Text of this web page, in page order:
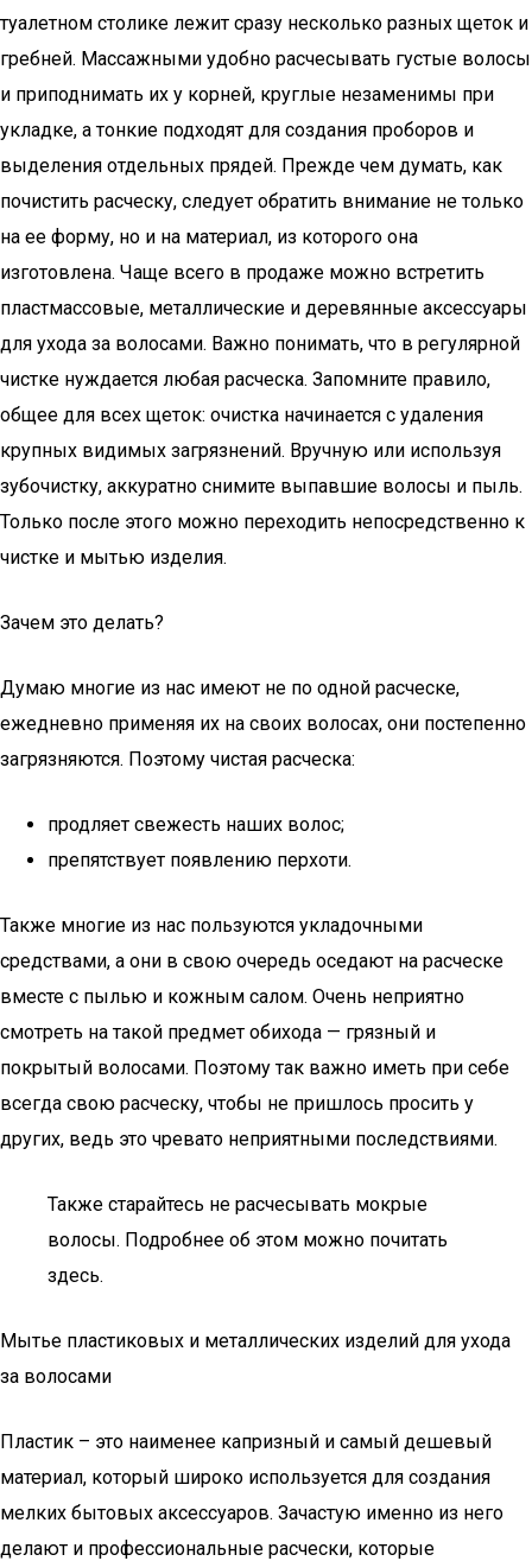
туалетном столике лежит сразу несколько разных щеток и
гребней. Массажными удобно расчесывать густые волосы
и приподнимать их у корней, круглые незаменимы при
укладке, а тонкие подходят для создания проборов и
выделения отдельных прядей. Прежде чем думать, как
почистить расческу, следует обратить внимание не только
на ее форму, но и на материал, из которого она
изготовлена. Чаще всего в продаже можно встретить
пластмассовые, металлические и деревянные аксессуары
для ухода за волосами. Важно понимать, что в регулярной
чистке нуждается любая расческа. Запомните правило,
общее для всех щеток: очистка начинается с удаления
крупных видимых загрязнений. Вручную или используя
зубочистку, аккуратно снимите выпавшие волосы и пыль.
Только после этого можно переходить непосредственно к
чистке и мытью изделия.
Зачем это делать?
Думаю многие из нас имеют не по одной расческе,
ежедневно применяя их на своих волосах, они постепенно
загрязняются. Поэтому чистая расческа:
продляет свежесть наших волос;
препятствует появлению перхоти.
Также многие из нас пользуются укладочными
средствами, а они в свою очередь оседают на расческе
вместе с пылью и кожным салом. Очень неприятно
смотреть на такой предмет обихода — грязный и
покрытый волосами. Поэтому так важно иметь при себе
всегда свою расческу, чтобы не пришлось просить у
других, ведь это чревато неприятными последствиями.
Также старайтесь не расчесывать мокрые
волосы. Подробнее об этом можно почитать
здесь.
Мытье пластиковых и металлических изделий для ухода
за волосами
Пластик – это наименее капризный и самый дешевый
материал, который широко используется для создания
мелких бытовых аксессуаров. Зачастую именно из него
делают и профессиональные расчески, которые